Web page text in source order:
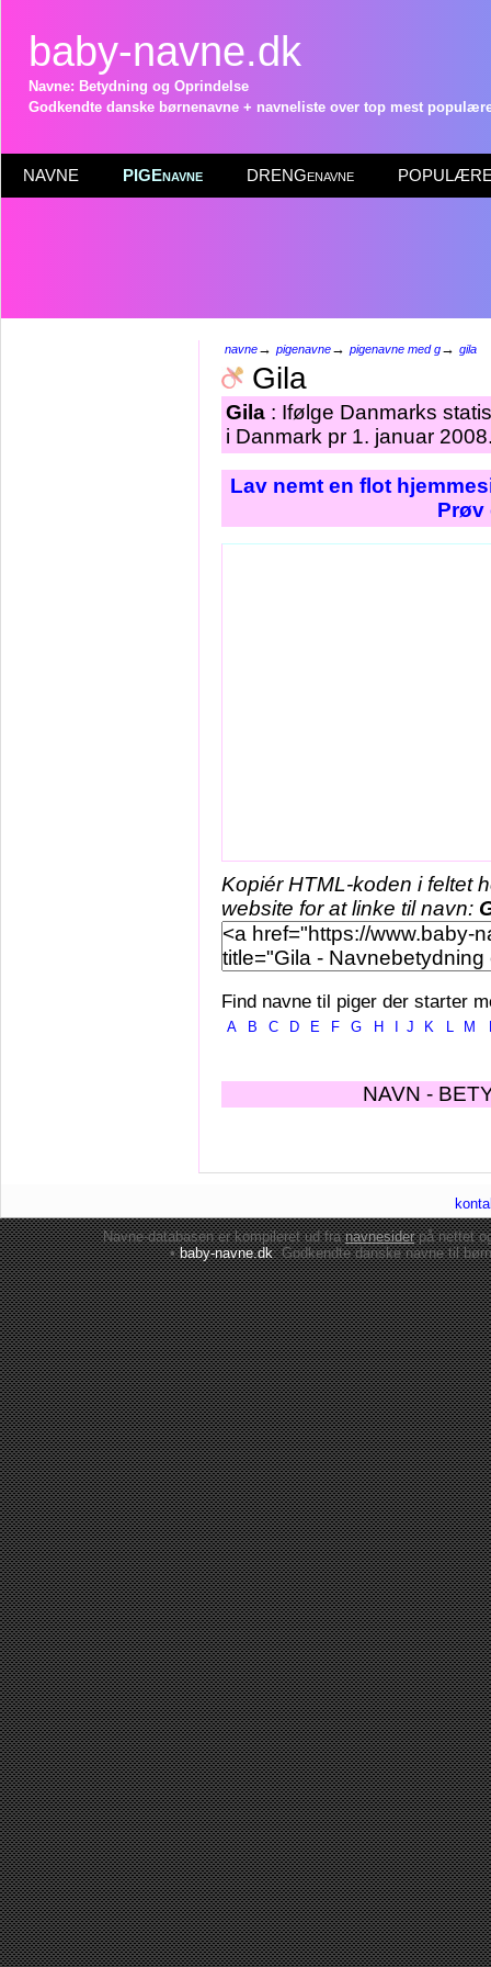
baby-navne.dk
Navne: Betydning og Oprindelse
Godkendte danske børnenavne + navneliste over top mest
NAVNE PIGEnavne DRENGenavne POPULÆRE
navne→ pigenavne→ pigenavne med g→ gila
Gila
Gila : Ifølge Danmarks
i Danmark pr 1. januar
Lav nemt en flot
Prøv
Kopiér HTML-koden i feltet
website for at linke til navn:
Find navne til piger der starter
A B C D E F G H J K L M
NAVN -
Navne-databasen er kompileret ud franavnesiderpå nettet
•baby-navne.dk: Godkendte danskenavne til børn